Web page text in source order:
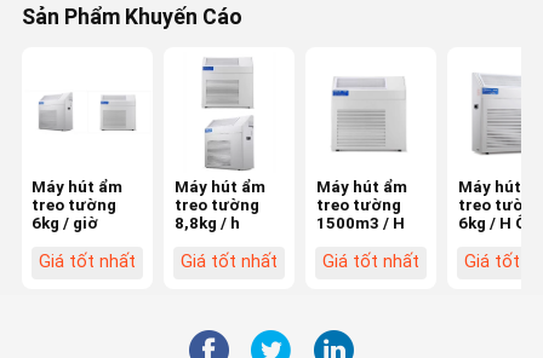
Sản Phẩm Khuyến Cáo
Máy hút ẩm
treo tường
6kg / giờ
Giá tốt nhất
Máy hút ẩm
treo tường
8,8kg / h
Giá tốt nhất
Máy hút ẩm
treo tường
1500m3 / H
Giá tốt nhất
Máy hút
treo tường
6kg / H
nước
Giá tốt